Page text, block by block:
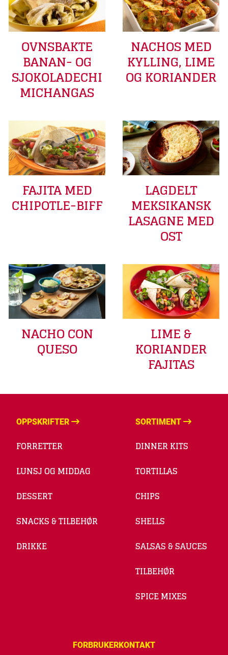
OVNSBAKTE
BANAN- OG
SJOKOLADECHI
MICHANGAS
NACHOS MED
KYLLING, LIME
OG KORIANDER
FAJITA MED
CHIPOTLE-BIFF
LAGDELT
MEKSIKANSK
LASAGNE MED
OST
NACHO CON
QUESO
LIME &
KORIANDER
FAJITAS
OPPSKRIFTER
FORRETTER
LUNSJ OG MIDDAG
DESSERT
SNACKS & TILBEHØR
DRIKKE
SORTIMENT
DINNER KITS
TORTILLAS
CHIPS
SHELLS
SALSAS & SAUCES
TILBEHØR
SPICE MIXES
FORBRUKERKONTAKT